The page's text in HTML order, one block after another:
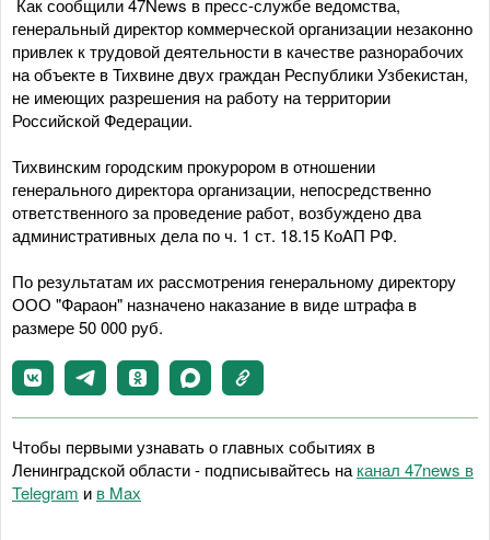
Как сообщили 47News в пресс-службе ведомства,
генеральный директор коммерческой организации незаконно
привлек к трудовой деятельности в качестве разнорабочих
на объекте в Тихвине двух граждан Республики Узбекистан,
не имеющих разрешения на работу на территории
Российской Федерации.
Тихвинским городским прокурором в отношении
генерального директора организации, непосредственно
ответственного за проведение работ, возбуждено два
административных дела по ч. 1 ст. 18.15 КоАП РФ.
По результатам их рассмотрения генеральному директору
ООО "Фараон" назначено наказание в виде штрафа в
размере 50 000 руб.
Чтобы первыми узнавать о главных событиях в
Ленинградской области - подписывайтесь на канал 47news в
Telegram и в Maх